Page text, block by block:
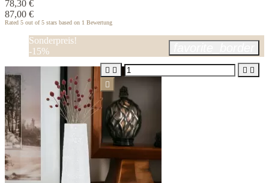
78,30 €
87,00 €
Rated 5 out of 5 stars based on 1 Bewertung
Sonderpreis!
-15%
   
